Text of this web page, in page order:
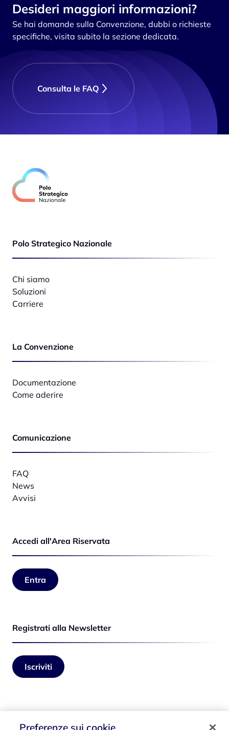
Desideri maggiori informazioni?
Se hai domande sulla Convenzione, dubbi o richieste
specifiche, visita subito la sezione dedicata.
Consulta le FAQ
Polo Strategico Nazionale
Chi siamo
Soluzioni
Carriere
La Convenzione
Documentazione
Come aderire
Comunicazione
FAQ
News
Avvisi
Accedi all'Area Riservata
Entra
Registrati alla Newsletter
Iscriviti
Seguici su
Preferenze sui cookie